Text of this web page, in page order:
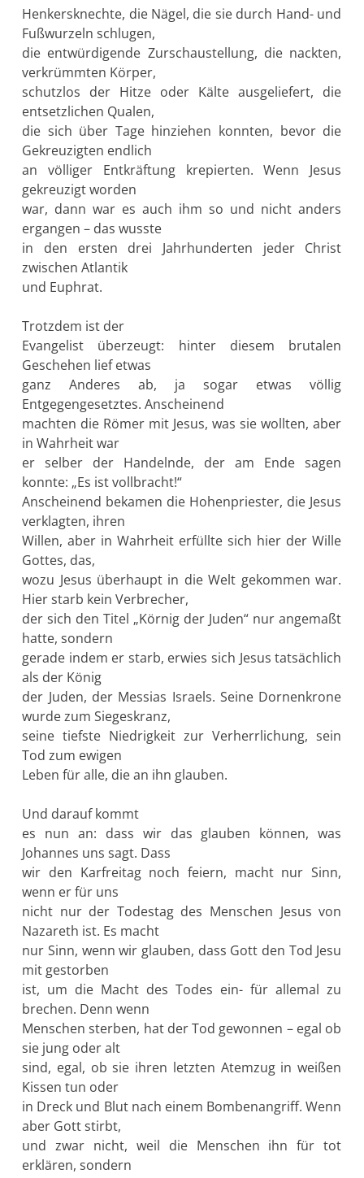
Henkersknechte, die Nägel, die sie durch Hand- und
Fußwurzeln schlugen,
die entwürdigende Zurschaustellung, die nackten,
verkrümmten Körper,
schutzlos der Hitze oder Kälte ausgeliefert, die
entsetzlichen Qualen,
die sich über Tage hinziehen konnten, bevor die
Gekreuzigten endlich
an völliger Entkräftung krepierten. Wenn Jesus
gekreuzigt worden
war, dann war es auch ihm so und nicht anders
ergangen – das wusste
in den ersten drei Jahrhunderten jeder Christ
zwischen Atlantik
und Euphrat.
Trotzdem ist der
Evangelist überzeugt: hinter diesem brutalen
Geschehen lief etwas
ganz Anderes ab, ja sogar etwas völlig
Entgegengesetztes. Anscheinend
machten die Römer mit Jesus, was sie wollten, aber
in Wahrheit war
er selber der Handelnde, der am Ende sagen
konnte: „Es ist vollbracht!“
Anscheinend bekamen die Hohenpriester, die Jesus
verklagten, ihren
Willen, aber in Wahrheit erfüllte sich hier der Wille
Gottes, das,
wozu Jesus überhaupt in die Welt gekommen war.
Hier starb kein Verbrecher,
der sich den Titel „Körnig der Juden“ nur angemaßt
hatte, sondern
gerade indem er starb, erwies sich Jesus tatsächlich
als der König
der Juden, der Messias Israels. Seine Dornenkrone
wurde zum Siegeskranz,
seine tiefste Niedrigkeit zur Verherrlichung, sein
Tod zum ewigen
Leben für alle, die an ihn glauben.
Und darauf kommt
es nun an: dass wir das glauben können, was
Johannes uns sagt. Dass
wir den Karfreitag noch feiern, macht nur Sinn,
wenn er für uns
nicht nur der Todestag des Menschen Jesus von
Nazareth ist. Es macht
nur Sinn, wenn wir glauben, dass Gott den Tod Jesu
mit gestorben
ist, um die Macht des Todes ein- für allemal zu
brechen. Denn wenn
Menschen sterben, hat der Tod gewonnen – egal ob
sie jung oder alt
sind, egal, ob sie ihren letzten Atemzug in weißen
Kissen tun oder
in Dreck und Blut nach einem Bombenangriff. Wenn
aber Gott stirbt,
und zwar nicht, weil die Menschen ihn für tot
erklären, sondern